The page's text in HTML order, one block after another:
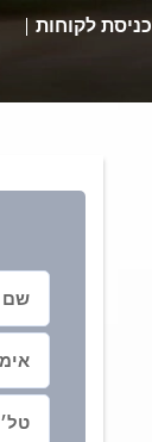
כניסת לקוחות